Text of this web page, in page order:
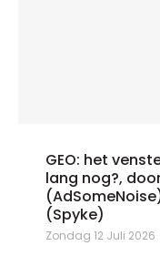
GEO: het
lang nog?,
(Spyke)
Zondag 12 Juli 2026